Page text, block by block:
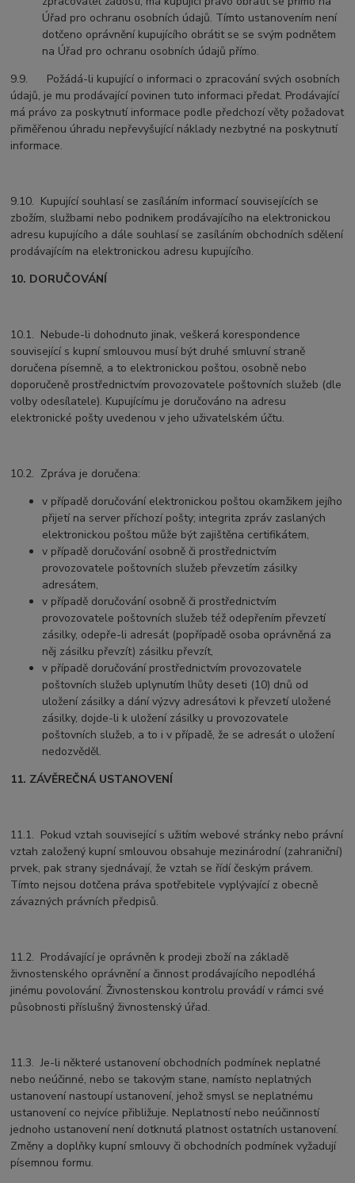
Úřad pro ochranu osobních údajů. Tímto ustanovením není
dotčeno oprávnění kupujícího obrátit se se svým podnětem
na Úřad pro ochranu osobních údajů přímo.
9.9. Požádá-li kupující o informaci o zpracování svých osobních
údajů, je mu prodávající povinen tuto informaci předat. Prodávající
má právo za poskytnutí informace podle předchozí věty požadovat
přiměřenou úhradu nepřevyšující náklady nezbytné na poskytnutí
informace.
9.10. Kupující souhlasí se zasíláním informací souvisejících se
zbožím, službami nebo podnikem prodávajícího na elektronickou
adresu kupujícího a dále souhlasí se zasíláním obchodních sdělení
prodávajícím na elektronickou adresu kupujícího.
10. DORUČOVÁNÍ
10.1. Nebude-li dohodnuto jinak, veškerá korespondence
související s kupní smlouvou musí být druhé smluvní straně
doručena písemně, a to elektronickou poštou, osobně nebo
doporučeně prostřednictvím provozovatele poštovních služeb (dle
volby odesílatele). Kupujícímu je doručováno na adresu
elektronické pošty uvedenou v jeho uživatelském účtu.
10.2. Zpráva je doručena:
v případě doručování elektronickou poštou okamžikem jejího
přijetí na server příchozí pošty; integrita zpráv zaslaných
elektronickou poštou může být zajištěna certifikátem,
v případě doručování osobně či prostřednictvím
provozovatele poštovních služeb převzetím zásilky
adresátem,
v případě doručování osobně či prostřednictvím
provozovatele poštovních služeb též odepřením převzetí
zásilky, odepře-li adresát (popřípadě osoba oprávněná za
něj zásilku převzít) zásilku převzít,
v případě doručování prostřednictvím provozovatele
poštovních služeb uplynutím lhůty deseti (10) dnů od
uložení zásilky a dání výzvy adresátovi k převzetí uložené
zásilky, dojde-li k uložení zásilky u provozovatele
poštovních služeb, a to i v případě, že se adresát o uložení
nedozvěděl.
11. ZÁVĚREČNÁ USTANOVENÍ
11.1. Pokud vztah související s užitím webové stránky nebo právní
vztah založený kupní smlouvou obsahuje mezinárodní (zahraniční)
prvek, pak strany sjednávají, že vztah se řídí českým právem.
Tímto nejsou dotčena práva spotřebitele vyplývající z obecně
závazných právních předpisů.
11.2. Prodávající je oprávněn k prodeji zboží na základě
živnostenského oprávnění a činnost prodávajícího nepodléhá
jinému povolování. Živnostenskou kontrolu provádí v rámci své
působnosti příslušný živnostenský úřad.
11.3. Je-li některé ustanovení obchodních podmínek neplatné
nebo neúčinné, nebo se takovým stane, namísto neplatných
ustanovení nastoupí ustanovení, jehož smysl se neplatnému
ustanovení co nejvíce přibližuje. Neplatností nebo neúčinností
jednoho ustanovení není dotknutá platnost ostatních ustanovení.
Změny a doplňky kupní smlouvy či obchodních podmínek vyžadují
písemnou formu.